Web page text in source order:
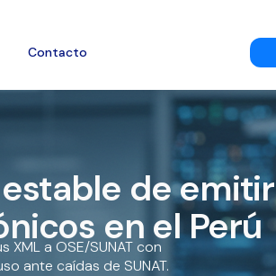
Contacto
de emitir
en el Perú
a OSE/SUNAT con
ante caídas de SUNAT.